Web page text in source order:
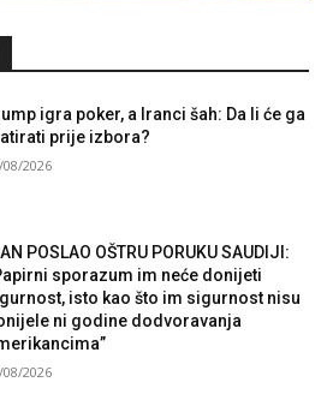
igra poker, a Iranci šah: Da li će ga
prije izbora?
08/2026
POSLAO OŠTRU PORUKU SAUDIJI:
sporazum im neće donijeti
isto kao što im sigurnost nisu
ni godine dodvoravanja
08/2026